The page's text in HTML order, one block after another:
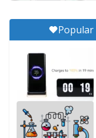
Popular